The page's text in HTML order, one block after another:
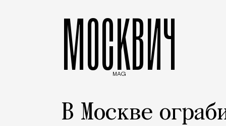
МОСКВИЧ
MAG
В Москве